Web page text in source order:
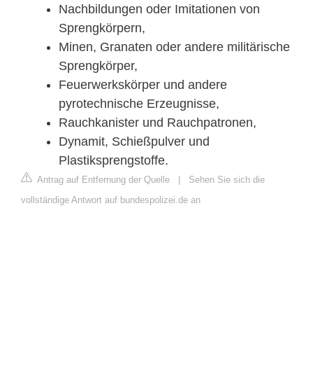
Nachbildungen oder Imitationen von
Sprengkörpern,
Minen, Granaten oder andere militärische
Sprengkörper,
Feuerwerkskörper und andere
pyrotechnische Erzeugnisse,
Rauchkanister und Rauchpatronen,
Dynamit, Schießpulver und
Plastiksprengstoffe.
Antrag auf Entfernung der Quelle | Sehen Sie sich die
vollständige Antwort auf bundespolizei.de an